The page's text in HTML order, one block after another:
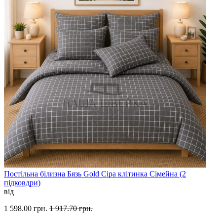
Постільна білизна Бязь Gold Сіра клітинка Сімейна (2
підковдри)
від
1 598.00 грн. 1 917.70 грн.